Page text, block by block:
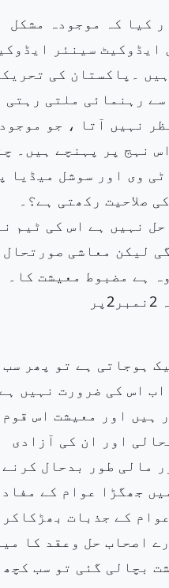
کیا کہ موجودہ مشکل
ایڈوکیٹ سینئر
۔پاکستان کی
رہنمائی ملتی رہتی
نہیں آتا ، جو
نہج پر پہنچے ہیں۔
وی اور سوشل میڈیا
صلاحیت رکھتی ہے؟۔
نہیں ہے اس کی ٹیم
لیکن معاشی صورتحال
ہے مضبوط معیشت کا۔
ہوجاتی ہے تو پھر سب
اس کی ضرورت نہیں
ہیں اور معیشت اس قوم
اور ان کی آزادی
مالی طور بدحال کرنے
جھگڑا عوام کے
کے جذبات بھڑکاکر
اصحاب حل وعقد کا
بچالی گئی تو سب کچھ